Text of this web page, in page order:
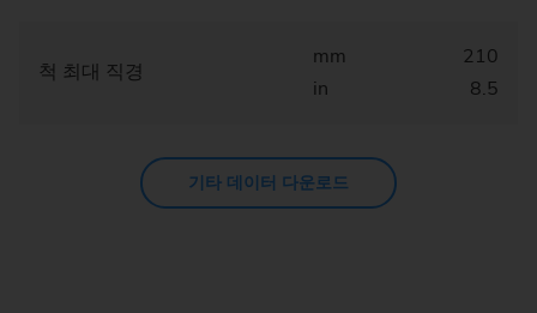
척 최대 직경
mm
in
210
8.5
기타 데이터 다운로드